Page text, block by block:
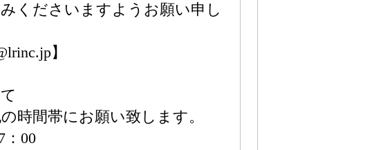
くださいますようお願い申し
】
時間帯にお願い致します。
：00